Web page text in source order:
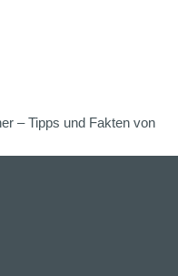
– Tipps und Fakten von